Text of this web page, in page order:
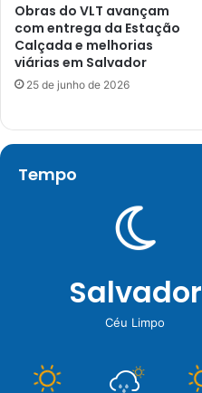
Obras do VLT avançam
com entrega da Estação
Calçada e melhorias
viárias em Salvador
25 de junho de 2026
Tempo
Salvador
Céu Limpo